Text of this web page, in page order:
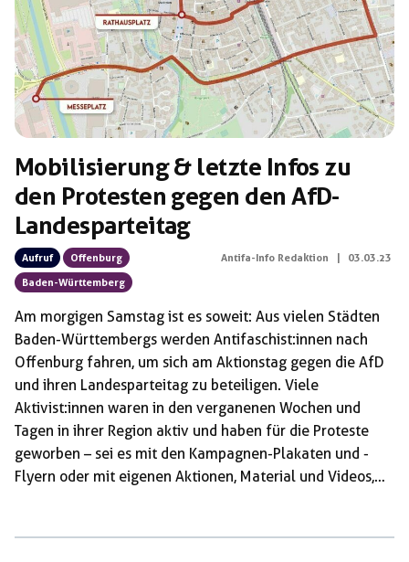
Mobilisierung & letzte Infos zu
den Protesten gegen den AfD-
Landesparteitag
Aufruf
Offenburg
Baden-Württemberg
Antifa-Info Redaktion | 03.03.23
Am morgigen Samstag ist es soweit: Aus vielen Städten
Baden-Württembergs werden Antifaschist:innen nach
Offenburg fahren, um sich am Aktionstag gegen die AfD
und ihren Landesparteitag zu beteiligen. Viele
Aktivist:innen waren in den verganenen Wochen und
Tagen in ihrer Region aktiv und haben für die Proteste
geworben – sei es mit den Kampagnen-Plakaten und -
Flyern oder mit eigenen Aktionen, Material und Videos,